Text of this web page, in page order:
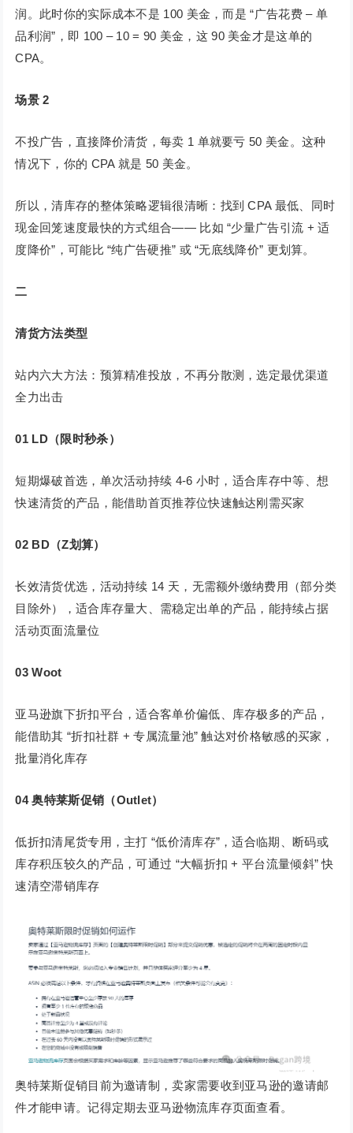
润。此时你的实际成本不是 100 美金，而是 “广告花费 – 单
品利润”，即 100 – 10 = 90 美金，这 90 美金才是这单的
CPA。
场景 2
不投广告，直接降价清货，每卖 1 单就要亏 50 美金。这种
情况下，你的 CPA 就是 50 美金。
所以，清库存的整体策略逻辑很清晰：找到 CPA 最低、同时
现金回笼速度最快的方式组合—— 比如 “少量广告引流 + 适
度降价”，可能比 “纯广告硬推” 或 “无底线降价” 更划算。
二
清货方法类型
站内六大方法：预算精准投放，不再分散测，选定最优渠道
全力出击
01 LD（限时秒杀）
短期爆破首选，单次活动持续 4-6 小时，适合库存中等、想
快速清货的产品，能借助首页推荐位快速触达刚需买家
02 BD（Z划算）
长效清货优选，活动持续 14 天，无需额外缴纳费用（部分类
目除外），适合库存量大、需稳定出单的产品，能持续占据
活动页面流量位
03 Woot
亚马逊旗下折扣平台，适合客单价偏低、库存极多的产品，
能借助其 “折扣社群 + 专属流量池” 触达对价格敏感的买家，
批量消化库存
04 奥特莱斯促销（Outlet）
低折扣清尾货专用，主打 “低价清库存”，适合临期、断码或
库存积压较久的产品，可通过 “大幅折扣 + 平台流量倾斜” 快
速清空滞销库存
奥特莱斯促销目前为邀请制，卖家需要收到亚马逊的邀请邮
件才能申请。记得定期去亚马逊物流库存页面查看。